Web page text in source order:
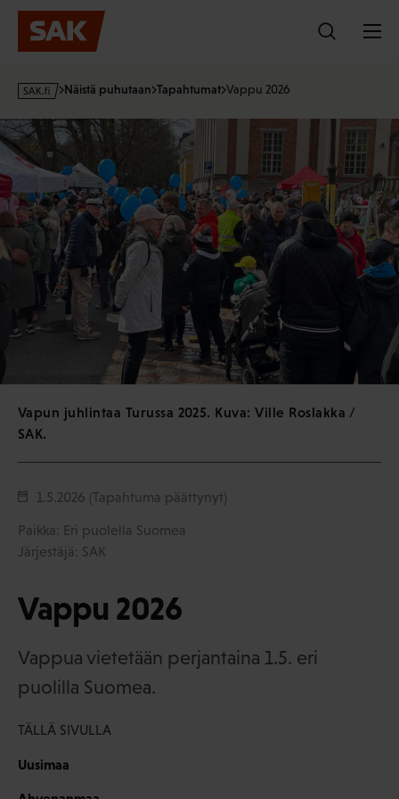
Hyppää
sisältöön
s
k
·
f
Näistä puhutaan Tapahtumat Vappu 2026
Vapun juhlintaa Turussa 2025. Kuva: Ville Roslakka /
SAK.
1.5.2026 (Tapahtuma päättynyt)
Paikka: Eri puolella Suomea
Järjestäjä: SAK
Vappu 2026
Vappua vietetään perjantaina 1.5. eri
puolilla Suomea.
TÄLLÄ SIVULLA
Uusimaa